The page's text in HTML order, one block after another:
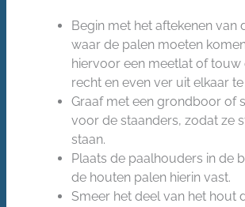
Begin met het aftekenen van
waar de palen moeten
hiervoor een meetlat of touw
recht en even ver uit elkaar
Graaf met een grondboor of
voor de staanders, zodat ze
staan.
Plaats de paalhouders in de
de houten palen hierin vast.
Smeer het deel van het hout